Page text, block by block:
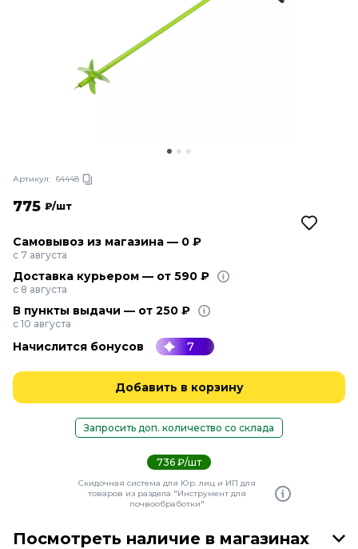
Артикул: 64448
775 ₽/шт
Самовывоз из магазина — 0 ₽
с 7 августа
Доставка курьером — от 590 ₽
с 8 августа
В пункты выдачи — от 250 ₽
с 10 августа
Начислится бонусов 7
Добавить в корзину
Запросить доп. количество со склада
736 ₽/шт
Скидочная система для Юр. лиц и ИП для
товаров из раздела "Инструмент для
почвообработки"
Посмотреть наличие в магазинах